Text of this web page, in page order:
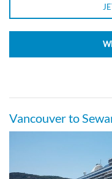
Vancouver to